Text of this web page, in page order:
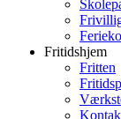
Fritidshjem
Fritten